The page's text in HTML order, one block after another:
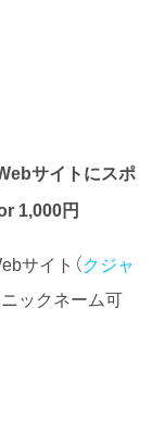
サイトにスポ
1,000円
サイト（クジャ
ニックネーム可